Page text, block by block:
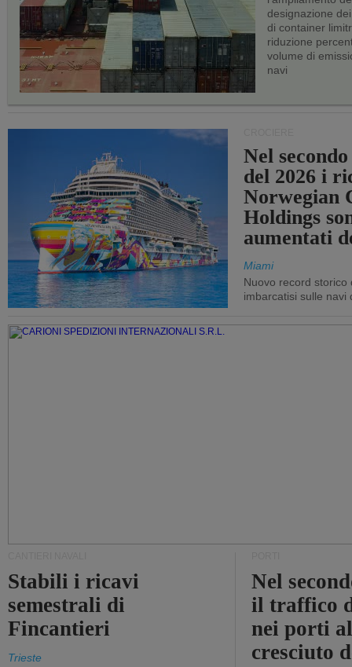
designazione
di container
riduzione
volume di
navi
Nel
del 2026 i
Norwegian
Holdings
aumentati
Miami
Nuovo record storico
imbarcatisi sulle navi
Stabili i ricavi
semestrali di
Fincantieri
Trieste
Nel
il traffico
nei porti
cresciuto